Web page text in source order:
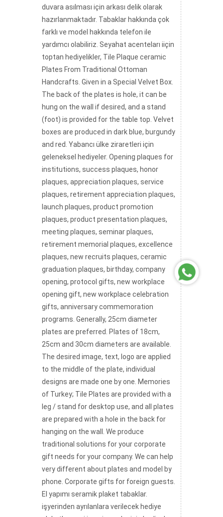
duvara asılması için arkası delik olarak
hazırlanmaktadır. Tabaklar hakkında çok
farklı ve model hakkında telefon ile
yardımcı olabiliriz. Seyahat acenteları iiçin
toptan hediyelikler, Tile Plaque ceramic
Plates From Traditional Ottoman
Handcrafts. Given in a Special Velvet Box.
The back of the plates is hole, it can be
hung on the wall if desired, and a stand
(foot) is provided for the table top. Velvet
boxes are produced in dark blue, burgundy
and red. Yabancı ülke ziraretleri için
geleneksel hediyeler. Opening plaques for
institutions, success plaques, honor
plaques, appreciation plaques, service
plaques, retirement appreciation plaques,
launch plaques, product promotion
plaques, product presentation plaques,
meeting plaques, seminar plaques,
retirement memorial plaques, excellence
plaques, new recruits plaques, ceramic
graduation plaques, birthday, company
opening, protocol gifts, new workplace
opening gift, new workplace celebration
gifts, anniversary commemoration
programs. Generally, 25cm diameter
plates are preferred. Plates of 18cm,
25cm and 30cm diameters are available.
The desired image, text, logo are applied
to the middle of the plate, individual
designs are made one by one. Memories
of Turkey; Tile Plates are provided with a
leg / stand for desktop use, and all plates
are prepared with a hole in the back for
hanging on the wall. We produce
traditional solutions for your corporate
gift needs for your company. We can help
very different about plates and model by
phone. Corporate gifts for foreign guests.
El yapımı seramik plaket tabaklar.
işyerinden ayrılanlara verilecek hediye